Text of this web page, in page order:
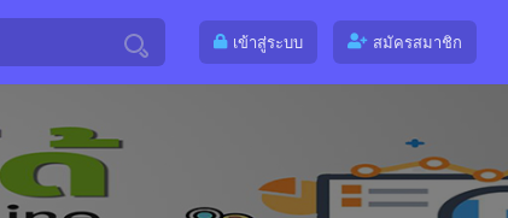
เข้าสู่ระบบ สมัครสมาชิก